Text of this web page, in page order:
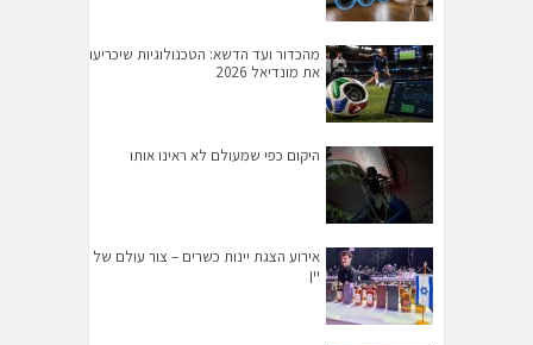
מהכדור ועד הדשא: הטכנולוגיות שיכריעו
את מונדיאל 2026
היקום כפי שמעולם לא ראינו אותו
אירוע הצגת יינות כשרים – צור עולם של
יין